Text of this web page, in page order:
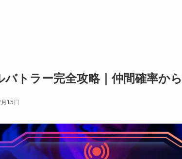
バトラー完全攻略｜仲間確率か
15日